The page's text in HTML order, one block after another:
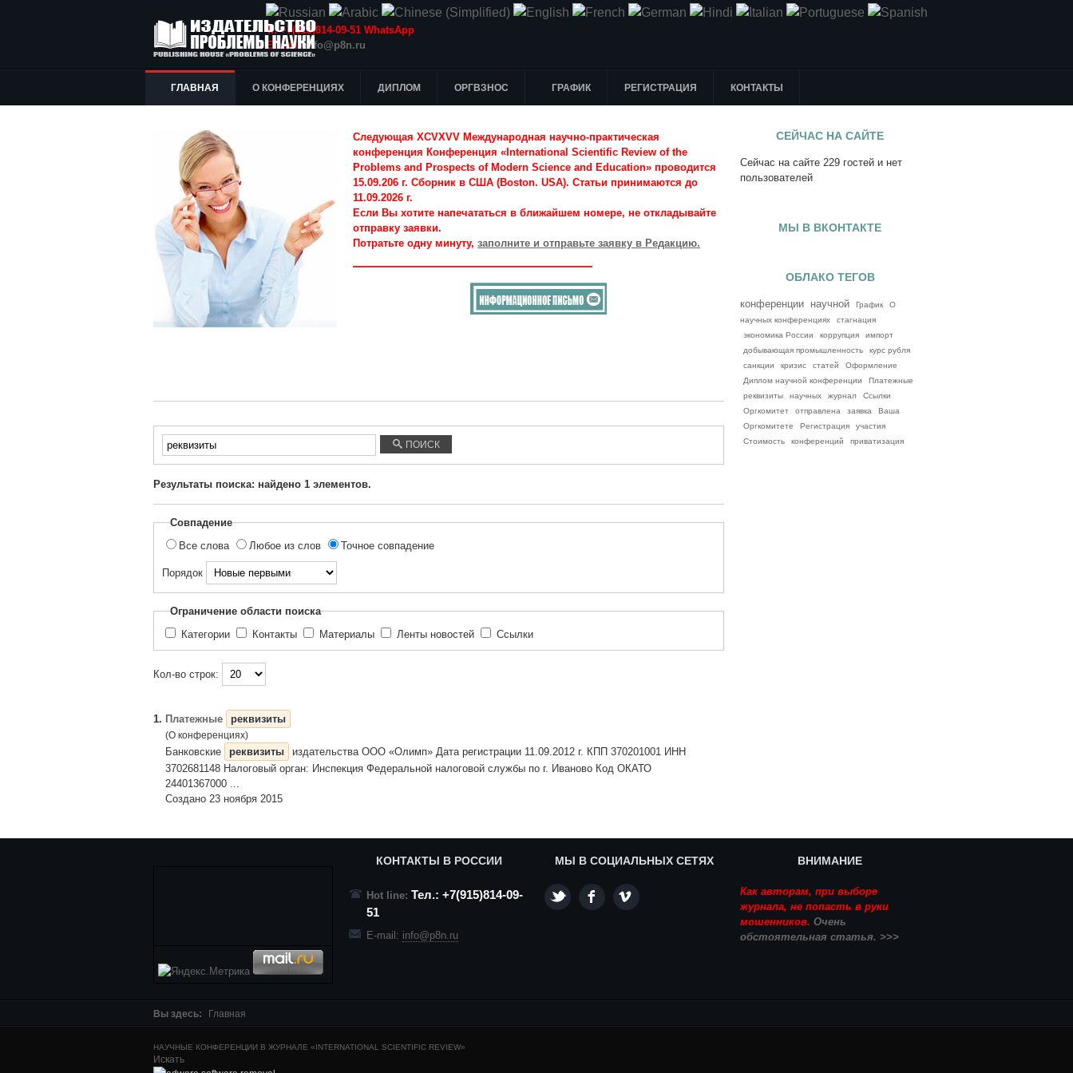
Т.: +7(915)814-09-51 WhatsApp
E-mail:info@p8n.ru
ГЛАВНАЯ О КОНФЕРЕНЦИЯХ ДИПЛОМ ОРГВЗНОС ГРАФИК РЕГИСТРАЦИЯ КОНТАКТЫ
Следующая XCVXVV Международная научно-практическая
конференция Конференция «International Scientific Review of the
Problems and Prospects of Modern Science and Education» проводится
15.09.206 г. Сборник в США (Boston. USA). Статьи принимаются до
11.09.2026 г.
Если Вы хотите напечататься в ближайшем номере, не откладывайте
отправку заявки.
Потратьте одну минуту, заполните и отправьте заявку в Редакцию.
Введите
текст
поиска...
ПОИСК
Результаты поиска: найдено 1 элементов.
Совпадение
Все слова
Любое из слов Точное совпадение
Порядок
Ограничение области поиска
Категории
Контакты Материалы Ленты новостей Ссылки
Кол-во строк:
1. Платежные реквизиты
(О конференциях)
Банковские реквизиты
издательства ООО «Олимп» Дата регистрации 11.09.2012 г. КПП 370201001 ИНН
3702681148 Налоговый орган: Инспекция Федеральной налоговой службы по г. Иваново Код ОКАТО
24401367000 ...
Создано 23 ноября 2015
СЕЙЧАС НА САЙТЕ
Сейчас на сайте 229 гостей и нет
пользователей
МЫ В ВКОНТАКТЕ
ОБЛАКО ТЕГОВ
конференции научной График
О
научных конференциях
стагнация
экономика России
коррупция
импорт
добывающая промышленность
курс рубля
санкции
кризис статей
Оформление
Диплом научной конференции
Платежные
реквизиты
научных журнал
Ссылки
Оргкомитет
отправлена заявка
Ваша
Оргкомитете
Регистрация
участия
Стоимость
конференций приватизация
КОНТАКТЫ В РОССИИ
Hot line: Тел.: +7(915)814-09-
51
E-mail: info@p8n.ru
МЫ В СОЦИАЛЬНЫХ СЕТЯХ ВНИМАНИЕ
Как авторам, при выборе
журнала, не попасть в руки
мошенников. Очень
обстоятельная статья. >>>
Вы здесь: Главная
НАУЧНЫЕ КОНФЕРЕНЦИИ В ЖУРНАЛЕ «INTERNATIONAL SCIENTIFIC REVIEW»
Искать